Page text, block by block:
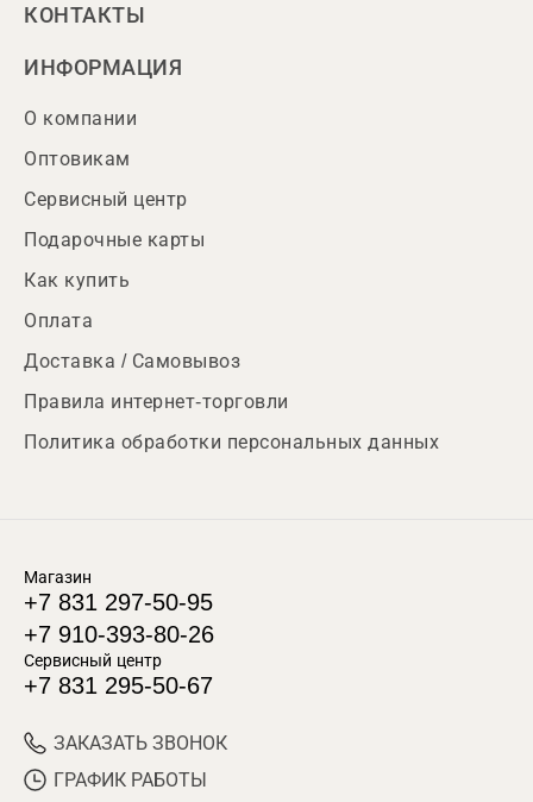
КОНТАКТЫ
ИНФОРМАЦИЯ
О компании
Оптовикам
Сервисный центр
Подарочные карты
Как купить
Оплата
Доставка / Самовывоз
Правила интернет-торговли
Политика обработки персональных данных
Магазин
+7 831 297-50-95
+7 910-393-80-26
Сервисный центр
+7 831 295-50-67
ЗАКАЗАТЬ ЗВОНОК
ГРАФИК РАБОТЫ